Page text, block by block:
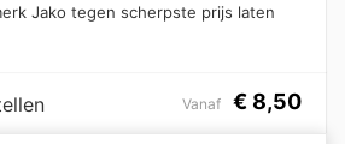
Jako tegen scherpste prijs laten
Vanaf € 8,50